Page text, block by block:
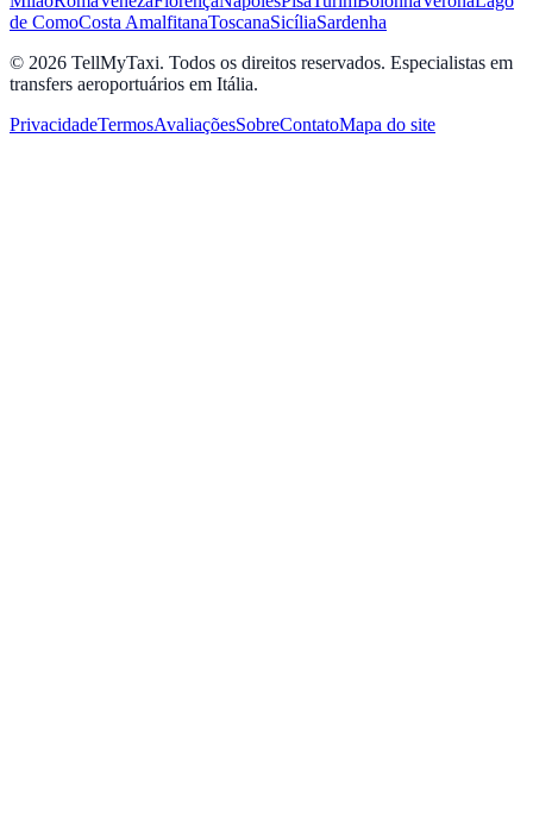
de ComoCosta AmalfitanaToscanaSicíliaSardenha
© 2026 TellMyTaxi. Todos os direitos reservados. Especialistas em
transfers aeroportuários em Itália.
PrivacidadeTermosAvaliaçõesSobreContatoMapa do site